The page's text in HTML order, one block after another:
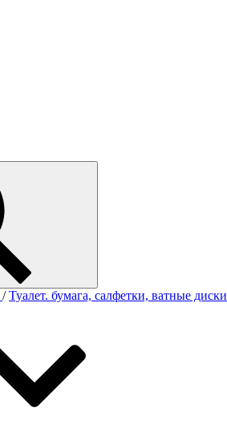
/Туалет. бумага, салфетки, ватные диски